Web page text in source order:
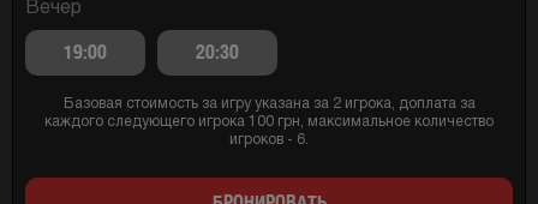
Вечер
19:00 20:30
Базовая стоимость за игру указана за 2 игрока, доплата за
каждого следующего игрока 100 грн, максимальное количество
игроков - 6.